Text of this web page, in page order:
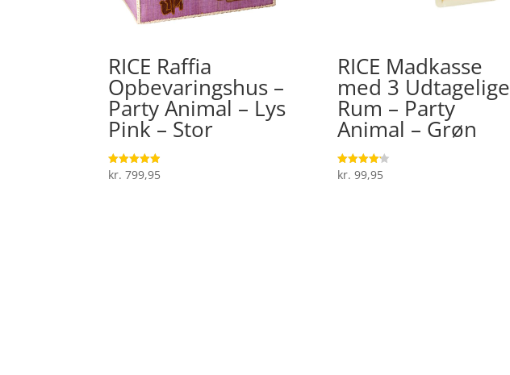
RICE Raffia
Opbevaringshus –
Party Animal – Lys
Pink – Stor
Vurderet
4.9
kr. 799,95
RICE Madkasse
med 3 Udtagelige
Rum – Party
Animal – Grøn
Vurderet
4.2
kr. 99,95